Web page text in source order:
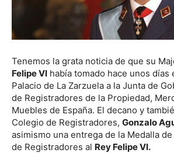
Tenemos la grata noticia de que su
Felipe VI había tomado hace unos días
Palacio de La Zarzuela a la Junta de
de Registradores de la Propiedad,
Muebles de España. El decano y
Colegio de Registradores, Gonzalo
asimismo una entrega de la Medalla
de Registradores al Rey Felipe VI.